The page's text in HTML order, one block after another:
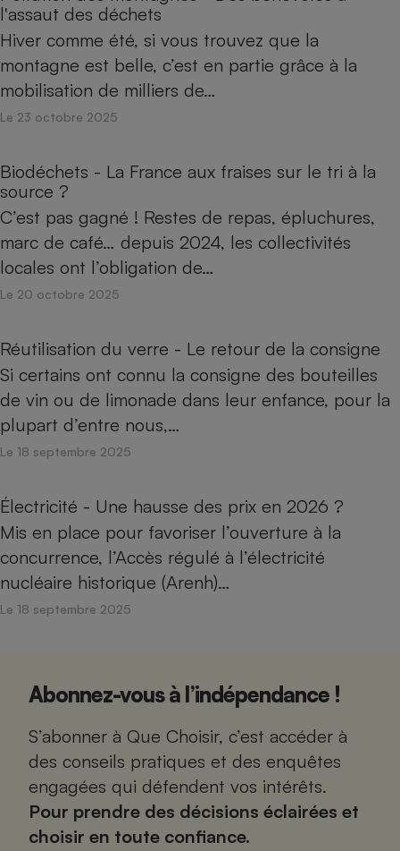
l'assaut des déchets
Hiver comme été, si vous trouvez que la
montagne est belle, c’est en partie grâce à la
mobilisation de milliers de…
Le 23 octobre 2025
Biodéchets - La France aux fraises sur le tri à la
source ?
C’est pas gagné ! Restes de repas, épluchures,
marc de café… depuis 2024, les collectivités
locales ont l’obligation de…
Le 20 octobre 2025
Réutilisation du verre - Le retour de la consigne
Si certains ont connu la consigne des bouteilles
de vin ou de limonade dans leur enfance, pour la
plupart d’entre nous,…
Le 18 septembre 2025
Électricité - Une hausse des prix en 2026 ?
Mis en place pour favoriser l’ouverture à la
concurrence, l’Accès régulé à l’électricité
nucléaire historique (Arenh)…
Le 18 septembre 2025
Abonnez-vous à l’indépendance !
S’abonner à Que Choisir, c’est accéder à
des conseils pratiques et des enquêtes
engagées qui défendent vos intérêts.
Pour prendre des décisions éclairées et
choisir en toute confiance.